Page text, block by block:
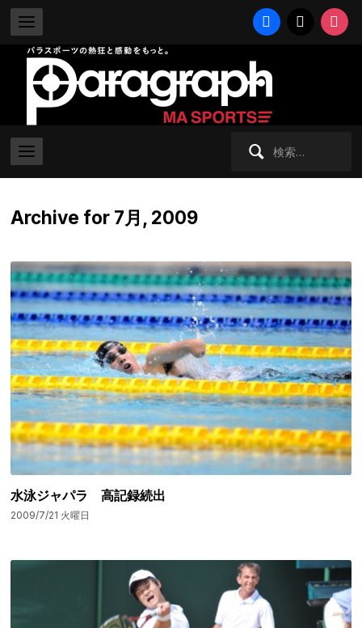
facebook
Archive for 7月, 2009
水泳ジャパラ 高記録続出
2009/7/21 火曜日